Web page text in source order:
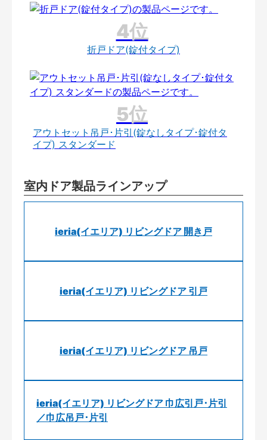
折戸ドア(錠付タイプ)
アウトセット吊戸･片引(錠なしタイプ･錠付タ
イプ) スタンダード
室内ドア製品ラインアップ
ieria(イエリア) リビングドア 開き戸
ieria(イエリア) リビングドア 引戸
ieria(イエリア) リビングドア 吊戸
ieria(イエリア) リビングドア 巾広引戸･片引
／巾広吊戸･片引